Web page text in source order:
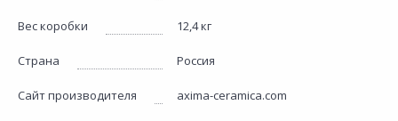
Вес коробки 12,4 кг
Страна Россия
Сайт производителя axima-ceramica.com